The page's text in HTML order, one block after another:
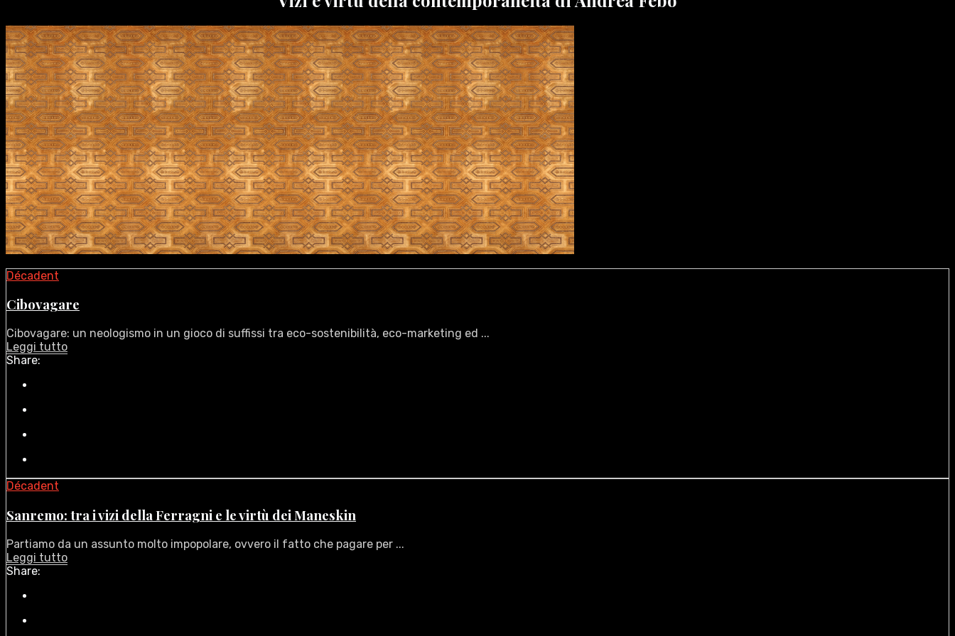
Décadent
Cibovagare
Cibovagare: un neologismo in un gioco di suffissi tra eco-sostenibilità, eco-marketing ed ...
Leggi tutto
Share:
Décadent
Sanremo: tra i vizi della Ferragni e le virtù dei Maneskin
Partiamo da un assunto molto impopolare, ovvero il fatto che pagare per ...
Leggi tutto
Share: